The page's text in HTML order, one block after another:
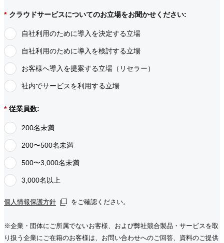
* クラウドサービスについてのお立場をお聞かせください:
自社利用のために導入を決定する立場
自社利用のために導入を検討する立場
お客様へ導入を提案する立場（リセラー）
社内でサービスを利用する立場
* 従業員数:
200名未満
200〜500名未満
500〜3,000名未満
3,000名以上
個人情報保護方針
個人情報保護方針
個人情報保護方針 をご確認ください。
※企業・団体にご所属でないお客様、および弊社競合製品・サービスを取
り扱う企業にご在籍のお客様は、お問い合わせへのご回答、資料のご提供